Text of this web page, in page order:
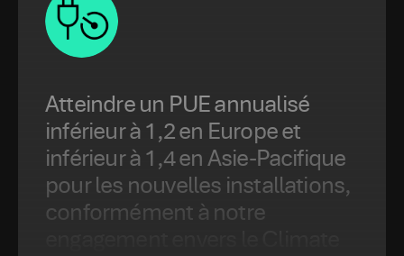
Atteindre un PUE annualisé
inférieur à 1,2 en Europe et
inférieur à 1,4 en Asie-Pacifique
pour les nouvelles installations,
conformément à notre